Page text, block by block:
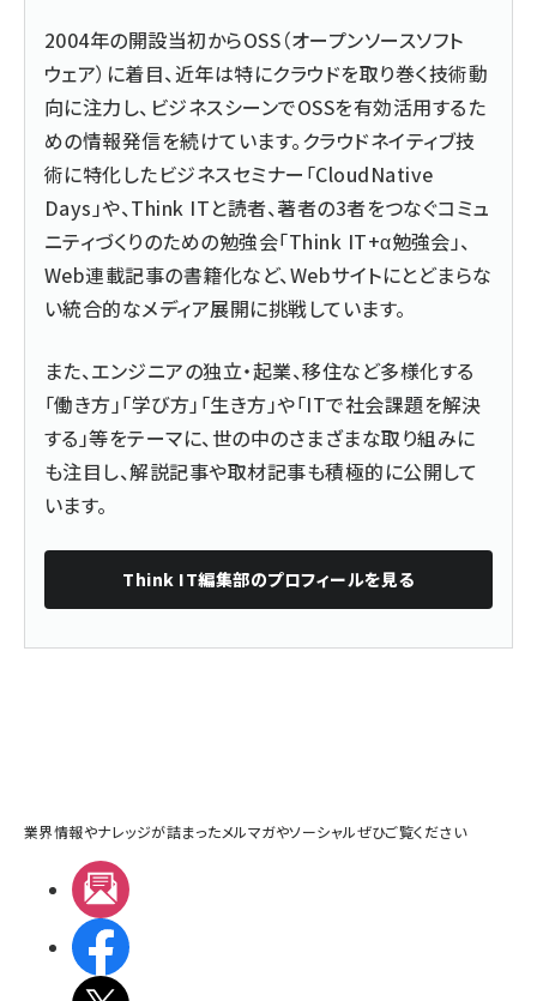
2004年の開設当初からOSS（オープンソースソフト
ウェア）に着目、近年は特にクラウドを取り巻く技術動
向に注力し、ビジネスシーンでOSSを有効活用するた
めの情報発信を続けています。クラウドネイティブ技
術に特化したビジネスセミナー「CloudNative
Days」や、Think ITと読者、著者の3者をつなぐコミュ
ニティづくりのための勉強会「Think IT+α勉強会」、
Web連載記事の書籍化など、Webサイトにとどまらな
い統合的なメディア展開に挑戦しています。
また、エンジニアの独立・起業、移住など多様化する
「働き方」「学び方」「生き方」や「ITで社会課題を解決
する」等をテーマに、世の中のさまざまな取り組みに
も注目し、解説記事や取材記事も積極的に公開して
います。
Think IT編集部のプロフィールを見る
業界情報やナレッジが詰まったメルマガやソーシャルぜひご覧ください